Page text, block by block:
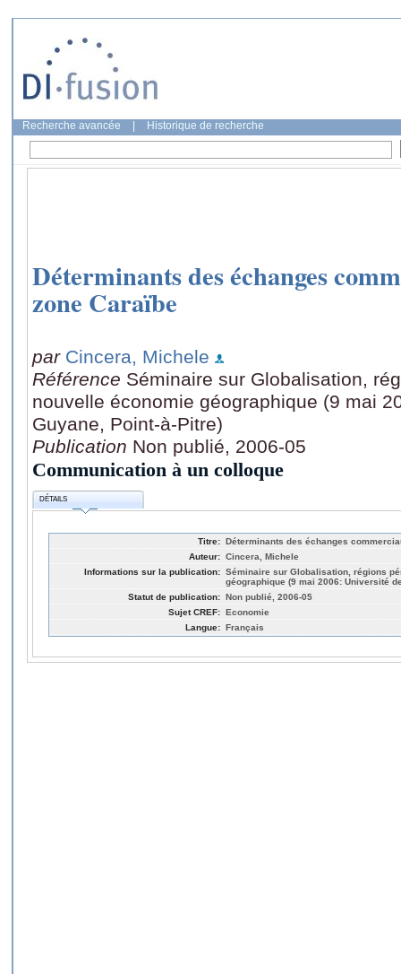
Recherche avancée Historique de recherche
Déterminants des échanges
zone Caraïbe
par Cincera, Michele
Référence Séminaire sur Globalisation,
nouvelle économie géographique (9 mai
Guyane, Point-à-Pitre)
Publication Non publié, 2006-05
Communication à un colloque
DÉTAILS
Titre: Déterminants des échanges
Auteur: Cincera, Michele
Informations sur la publication: Séminaire sur Globalisation, régions
géographique (9 mai 2006: Université
Statut de publication: Non publié, 2006-05
Sujet CREF: Economie
Langue: Français